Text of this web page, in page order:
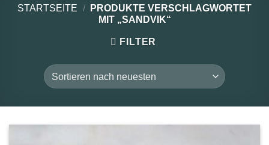
STARTSEITE /
PRODUKTE VERSCHLAGWORTET
MIT „SANDVIK“
FILTER